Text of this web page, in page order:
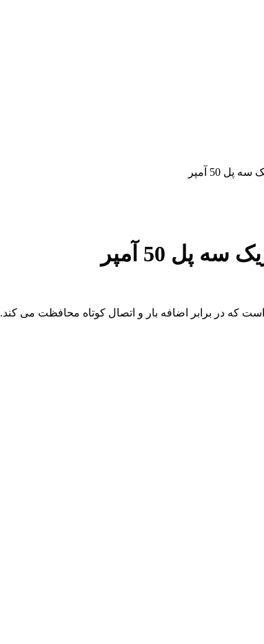
50 آمپر
پل 50 آمپر
که در برابر اضافه بار و اتصال کوتاه محافظت می کند.